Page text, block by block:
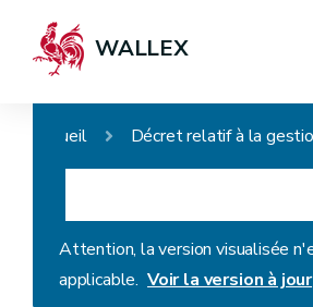
WALLEX
Accueil
Attention, la version visualisée
applicable. Voir la version à jour